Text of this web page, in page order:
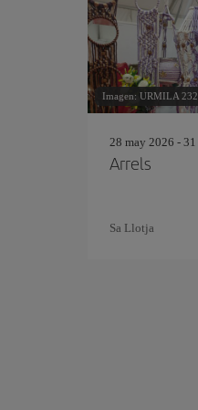
Imagen: URMILA
28 may 2026 - 31
Arrels
Sa Llotja